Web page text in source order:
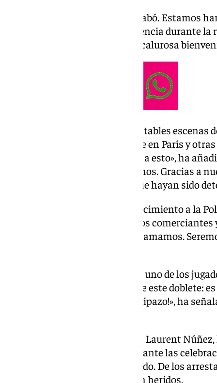
«Ya no queremos ver esto. Se acabó. Estamos
Macron en su condena a la violencia durante
del Elíseo y después de dar una calurosa
Macron ha criticado las «inaceptables escenas
durante buena parte de la noche en París y
quiere que nos acostumbremos a esto», ha
deporte. Esto no es lo que amamos. Gracias a
seremos implacables con los que hayan sido
Macron ha expresado su agradecimiento a la
terrible situación». «Pienso en los
deporte, este no es el fútbol que amamos.
«Bravo al cuerpo técnico, a cada uno de los
formidable. Sin duda, después de este doblete:
Francia está orgullosa. ¡Qué equipazo!», ha
El ministro del Interior francés, Laurent
personas fueron arrestadas durante las
ciento con respecto al año pasado. De los
policías y gendarmes resultaron heridos.